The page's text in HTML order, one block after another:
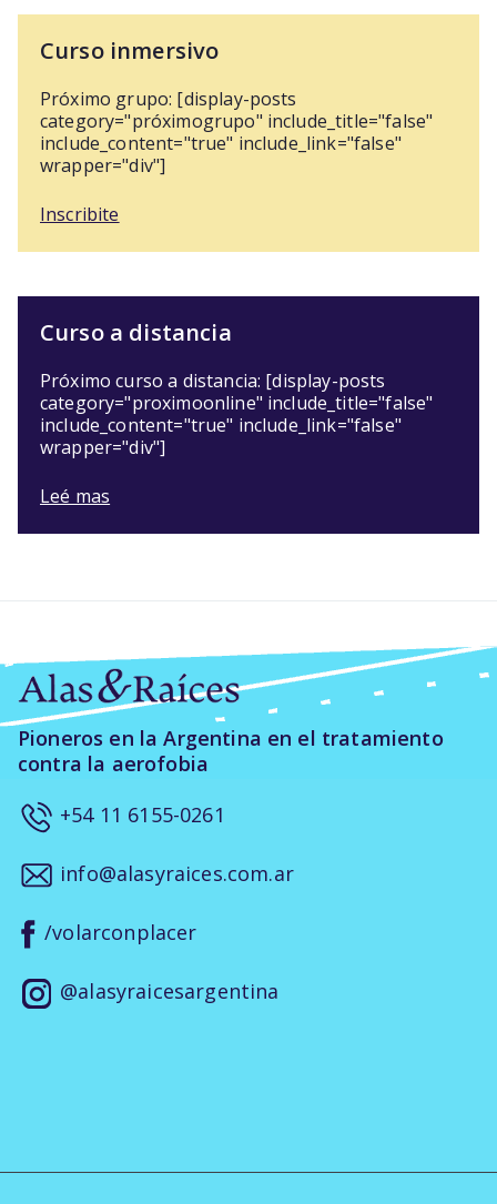
Curso inmersivo
Próximo grupo: [display-posts
category="próximogrupo" include_title="false"
include_content="true" include_link="false"
wrapper="div"]
Inscribite
Curso a distancia
Próximo curso a distancia: [display-posts
category="proximoonline" include_title="false"
include_content="true" include_link="false"
wrapper="div"]
Leé mas
Pioneros en la Argentina en el tratamiento
contra la aerofobia
+54 11 6155-0261
info@alasyraices.com.ar
/volarconplacer
@alasyraicesargentina